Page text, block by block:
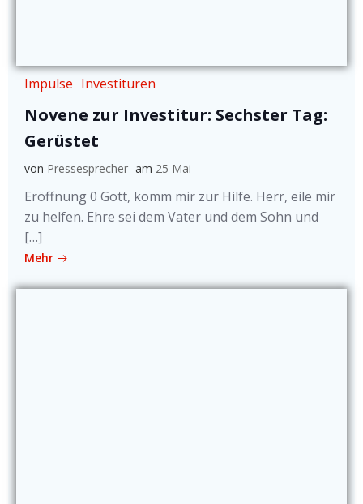
Impulse Investituren
Novene zur Investitur: Sechster Tag:
Gerüstet
von Pressesprecher am 25 Mai
Eröffnung 0 Gott, komm mir zur Hilfe. Herr, eile mir
zu helfen. Ehre sei dem Vater und dem Sohn und
[…]
Mehr